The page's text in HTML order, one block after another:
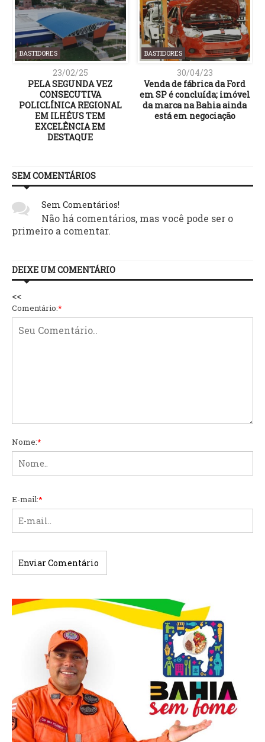
BASTIDORES
23/02/25
PELA SEGUNDA VEZ
CONSECUTIVA
POLICLÍNICA REGIONAL
EM ILHÉUS TEM
EXCELÊNCIA EM
DESTAQUE
BASTIDORES
30/04/23
Venda de fábrica da Ford
em SP é concluída; imóvel
da marca na Bahia ainda
está em negociação
SEM COMENTÁRIOS
Sem Comentários!
Não há comentários, mas você pode ser o
primeiro a comentar.
DEIXE UM COMENTÁRIO
<<
Comentário:*
Nome:*
E-mail:*